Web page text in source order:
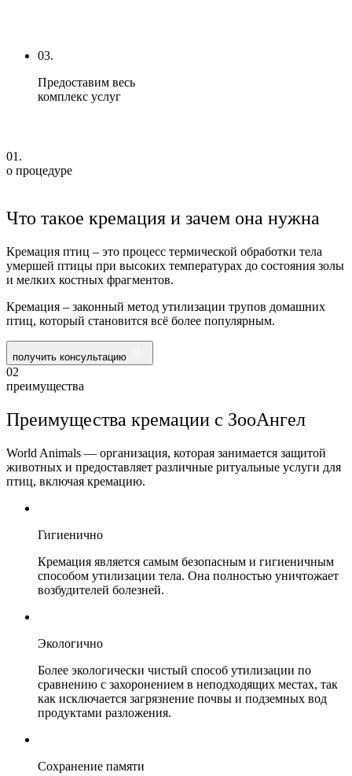
03.
Предоставим весь
комплекс услуг
01.
о процедуре
Что такое кремация и зачем она нужна
Кремация птиц – это процесс термической обработки тела
умершей птицы при высоких температурах до состояния золы
и мелких костных фрагментов.
Кремация – законный метод утилизации трупов домашних
птиц, который становится всё более популярным.
получить консультацию
02
преимущества
Преимущества кремации с ЗооАнгел
World Animals — организация, которая занимается защитой
животных и предоставляет различные ритуальные услуги для
птиц, включая кремацию.
Гигиенично
Кремация является самым безопасным и гигиеничным
способом утилизации тела. Она полностью уничтожает
возбудителей болезней.
Экологично
Более экологически чистый способ утилизации по
сравнению с захоронением в неподходящих местах, так
как исключается загрязнение почвы и подземных вод
продуктами разложения.
Сохранение памяти